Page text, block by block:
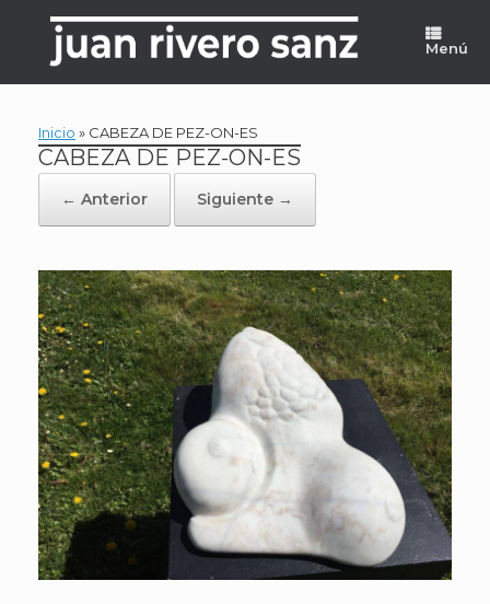
contenido
Menú
Inicio » CABEZA DE PEZ-ON-ES
CABEZA DE PEZ-ON-ES
← Anterior Siguiente →